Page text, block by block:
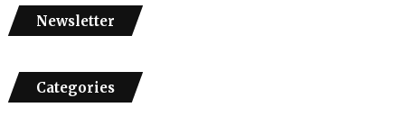
Newsletter
Categories